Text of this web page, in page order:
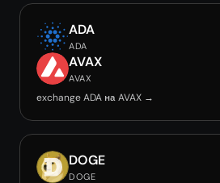
ADA
ADA
AVAX
AVAX
exchange ADA на AVAX →
DOGE
DOGE